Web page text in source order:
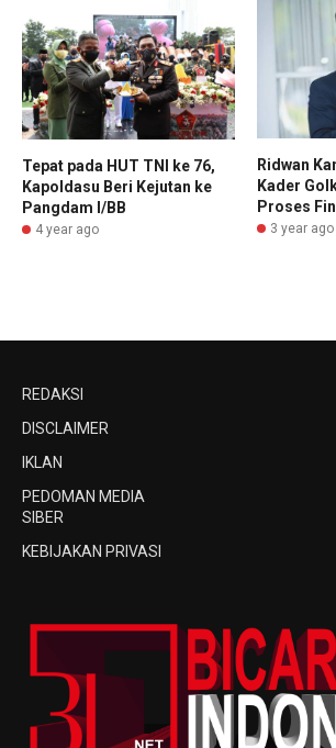
Tepat pada HUT TNI ke 76,
Kapoldasu Beri Kejutan ke
Pangdam I/BB
4 year ago
Ridwan
Kader
Proses
3 year ago
REDAKSI
DISCLAIMER
IKLAN
PEDOMAN MEDIA
SIBER
KEBIJAKAN PRIVASI